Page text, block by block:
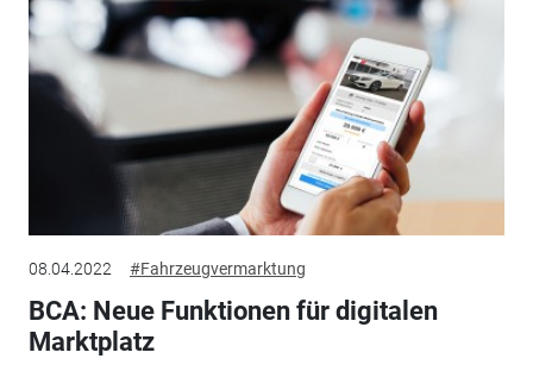
08.04.2022 #Fahrzeugvermarktung
BCA: Neue Funktionen für digitalen
Marktplatz